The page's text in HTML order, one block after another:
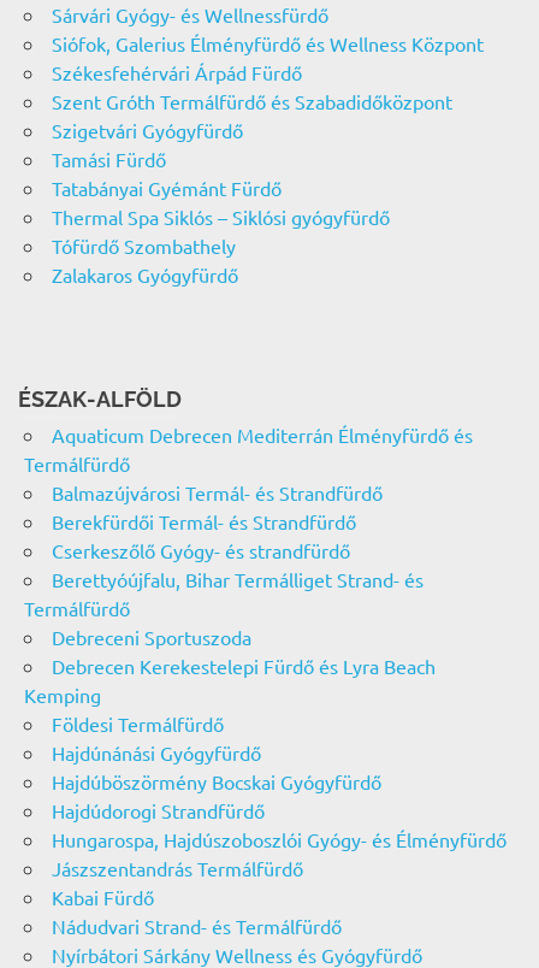
Sárvári Gyógy- és Wellnessfürdő
Siófok, Galerius Élményfürdő és Wellness Központ
Székesfehérvári Árpád Fürdő
Szent Gróth Termálfürdő és Szabadidőközpont
Szigetvári Gyógyfürdő
Tamási Fürdő
Tatabányai Gyémánt Fürdő
Thermal Spa Siklós – Siklósi gyógyfürdő
Tófürdő Szombathely
Zalakaros Gyógyfürdő
ÉSZAK-ALFÖLD
Aquaticum Debrecen Mediterrán Élményfürdő és
Termálfürdő
Balmazújvárosi Termál- és Strandfürdő
Berekfürdői Termál- és Strandfürdő
Cserkeszőlő Gyógy- és strandfürdő
Berettyóújfalu, Bihar Termálliget Strand- és
Termálfürdő
Debreceni Sportuszoda
Debrecen Kerekestelepi Fürdő és Lyra Beach
Kemping
Földesi Termálfürdő
Hajdúnánási Gyógyfürdő
Hajdúböszörmény Bocskai Gyógyfürdő
Hajdúdorogi Strandfürdő
Hungarospa, Hajdúszoboszlói Gyógy- és Élményfürdő
Jászszentandrás Termálfürdő
Kabai Fürdő
Nádudvari Strand- és Termálfürdő
Nyírbátori Sárkány Wellness és Gyógyfürdő